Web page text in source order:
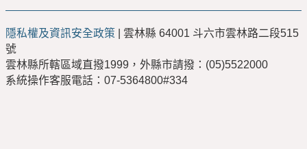
隱私權及資訊安全政策 | 雲林縣 64001 斗六市雲林路二段515
號
雲林縣所轄區域直撥1999，外縣市請撥：(05)5522000
系統操作客服電話：07-5364800#334